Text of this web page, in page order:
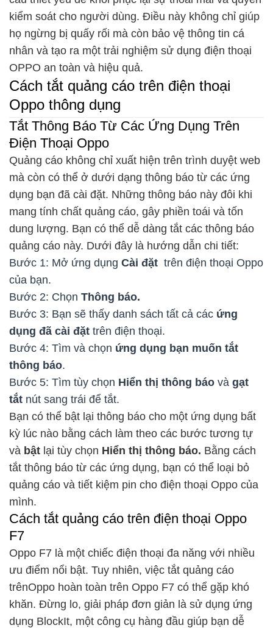
kiểm soát cho người dùng. Điều này không chỉ giúp
họ ngừng bị quấy rối mà còn bảo vệ thông tin cá
nhân và tạo ra một trải nghiệm sử dụng điện thoại
OPPO an toàn và hiệu quả.
Cách tắt quảng cáo trên điện thoại
Oppo thông dụng
Tắt Thông Báo Từ Các Ứng Dụng Trên
Điện Thoại Oppo
Quảng cáo không chỉ xuất hiện trên trình duyệt web
mà còn có thể ở dưới dạng thông báo từ các ứng
dụng bạn đã cài đặt. Những thông báo này đôi khi
mang tính chất quảng cáo, gây phiền toái và tốn
dung lượng. Bạn có thể dễ dàng tắt các thông báo
quảng cáo này. Dưới đây là hướng dẫn chi tiết:
Bước 1: Mở ứng dụng Cài đặt trên điện thoại Oppo
của bạn.
Bước 2: Chọn Thông báo.
Bước 3: Bạn sẽ thấy danh sách tất cả các ứng
dụng đã cài đặt trên điện thoại.
Bước 4: Tìm và chọn ứng dụng bạn muốn tắt
thông báo.
Bước 5: Tìm tùy chọn Hiển thị thông báo và gạt
tắt nút sang trái để tắt.
Bạn có thể bật lại thông báo cho một ứng dụng bất
kỳ lúc nào bằng cách làm theo các bước tương tự
và bật lại tùy chọn Hiển thị thông báo. Bằng cách
tắt thông báo từ các ứng dụng, bạn có thể loại bỏ
quảng cáo và tiết kiệm pin cho điện thoại Oppo của
mình.
Cách tắt quảng cáo trên điện thoại Oppo
F7
Oppo F7 là một chiếc điện thoại đa năng với nhiều
ưu điểm nổi bật. Tuy nhiên, việc tắt quảng cáo
trênOppo hoàn toàn trên Oppo F7 có thể gặp khó
khăn. Đừng lo, giải pháp đơn giản là sử dụng ứng
dụng BlockIt, một công cụ hàng đầu giúp bạn dễ